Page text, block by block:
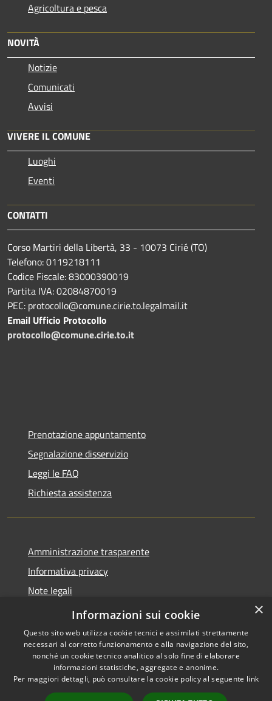
Agricoltura e pesca
NOVITÀ
Notizie
Comunicati
Avvisi
VIVERE IL COMUNE
Luoghi
Eventi
CONTATTI
Corso Martiri della Libertà, 33 - 10073 Cirié (TO)
Telefono: 0119218111
Codice Fiscale: 83000390019
Partita IVA: 02084870019
PEC: protocollo@comune.cirie.to.legalmail.it
Email Ufficio Protocollo
protocollo@comune.cirie.to.it
Prenotazione appuntamento
Segnalazione disservizio
Leggi le FAQ
Richiesta assistenza
Amministrazione trasparente
Informativa privacy
Note legali
Dichiarazione di accessibilità
Accessibilità
Copyright © 2026 • Città di
Cirié • Powered by
×
Informazioni sui cookie
Questo sito web utilizza cookie tecnici e assimilati strettamente
necessari al corretto funzionamento e alla navigazione del sito,
nonché un cookie tecnico analitico al solo fine di elaborare
informazioni statistiche, aggregate e anonime.
Per maggiori dettagli, può consultare la cookie policy al seguente link